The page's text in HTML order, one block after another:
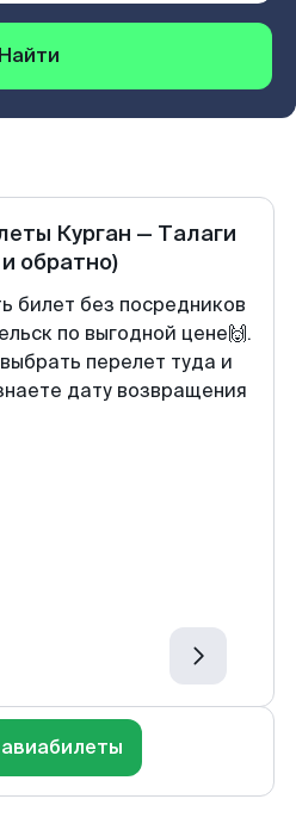
Найти
Курган — Талаги
обратно)
билет без посредников
по выгодной цене🙌.
перелет туда и
дату возвращения